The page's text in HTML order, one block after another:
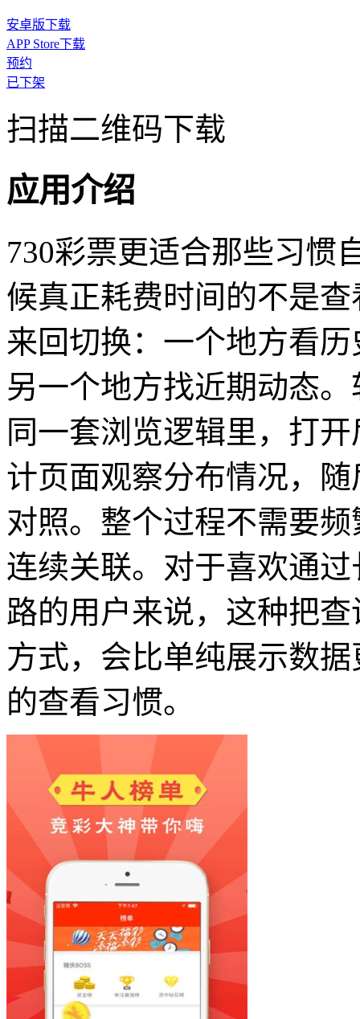
安卓版下载
APP Store下载
预约
已下架
扫描二维码下载
应用介绍
730彩票更适合那些习惯
候真正耗费时间的不是
来回切换：一个地方看
另一个地方找近期动态
同一套浏览逻辑里，打
计页面观察分布情况，
对照。整个过程不需要
连续关联。对于喜欢通
路的用户来说，这种把
方式，会比单纯展示数
的查看习惯。